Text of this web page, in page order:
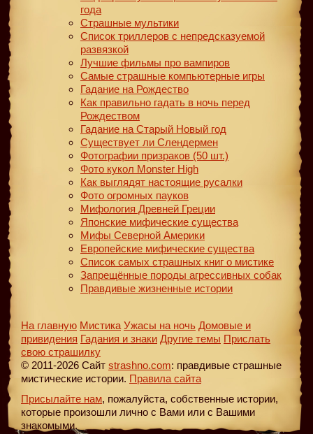
года
Страшные мультики
Список триллеров с непредсказуемой
развязкой
Лучшие фильмы про вампиров
Самые страшные компьютерные игры
Гадание на Рождество
Как правильно гадать в ночь перед
Рождеством
Гадание на Старый Новый год
Существует ли Слендермен
Фотографии призраков (50 шт.)
Фото кукол Monster High
Как выглядят настоящие русалки
Фото огромных пауков
Мифология Древней Греции
Японские мифические существа
Мифы Северной Америки
Европейские мифические существа
Список самых страшных книг о мистике
Запрещённые породы агрессивных собак
Правдивые жизненные истории
На главную Мистика Ужасы на ночь Домовые и
привидения Гадания и знаки Другие темы Прислать
свою страшилку
© 2011-2026 Сайт strashno.com: правдивые страшные
мистические истории. Правила сайта
Присылайте нам, пожалуйста, собственные истории,
которые произошли лично с Вами или с Вашими
знакомыми.